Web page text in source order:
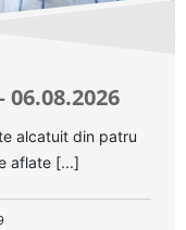
06.08.2026
alcatuit din patru
aflate [...]